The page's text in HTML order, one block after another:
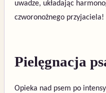
uwadze, układając
czworonożnego przyjaciela!
Pielęgnacja
Opieka nad psem po